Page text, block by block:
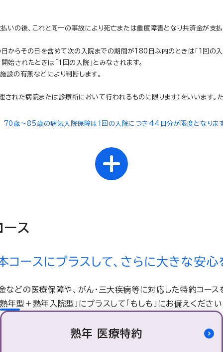
の後、これと同一の事故により死亡または重度障害となり共済金が
からその日を含めて次の入院までの期間が180日以内のときは「１回の入
されたときは「１回の入院」とみなされます。
設の有無などにより判断します。
た病院または診療所において行われるものに限ります）をいいます。
70歳～85歳の病気入院保障は１回の入院につき44日分が限度となりま
ス
コースにプラスして、さらに大きな安心
などの医療保障や、がん・三大疾病等に対応した特約コース
熟年型＋熟年入院型」にプラスして「もしも」にお備えください
熟年 医療特約